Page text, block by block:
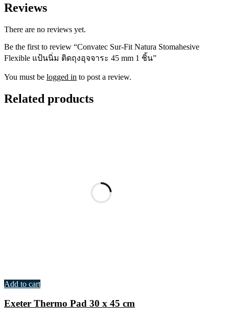
Reviews
There are no reviews yet.
Be the first to review “Convatec Sur-Fit Natura Stomahesive
Flexible แป้นนิ่ม ติดถุงอุจจาระ 45 mm 1 ชิ้น”
You must be logged in to post a review.
Related products
Add to cart
Exeter Thermo Pad 30 x 45 cm